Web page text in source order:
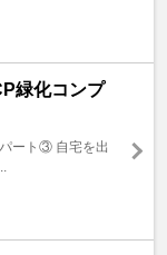
緑化コンプ
ート③ 自宅を出